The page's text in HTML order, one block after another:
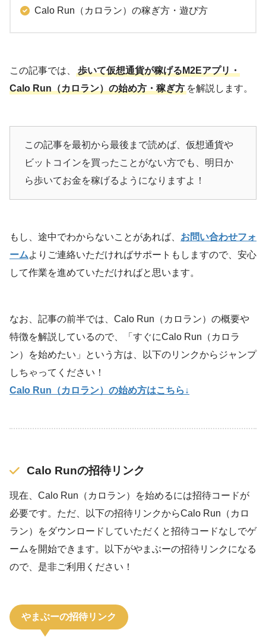
Calo Run（カロラン）の稼ぎ方・遊び方
この記事では、
歩いて仮想通貨が稼げるM2Eアプリ・
Calo Run（カロラン）の始め方・稼ぎ方 を解説します。
この記事を最初から最後まで読めば、仮想通貨や
ビットコインを買ったことがない方でも、明日か
ら歩いてお金を稼げるようになりますよ！
もし、途中でわからないことがあれば、 お問い合わせフォ
ームよりご連絡いただければサポートもしますので、安心
して作業を進めていただければと思います。
なお、記事の前半では、Calo Run（カロラン）の概要や
特徴を解説しているので、「すぐにCalo Run（カロラ
ン）を始めたい」という方は、以下のリンクからジャンプ
しちゃってください！
Calo Run（カロラン）の始め方はこちら↓
Calo Runの招待リンク
現在、Calo Run（カロラン）を始めるには招待コードが
必要です。ただ、以下の招待リンクからCalo Run（カロ
ラン）をダウンロードしていただくと招待コードなしでゲ
ームを開始できます。以下がやまぶーの招待リンクになる
ので、是非ご利用ください！
やまぶーの招待リンク